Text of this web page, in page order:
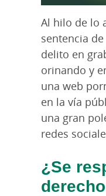
Al hilo de lo
sentencia
delito en
orinando y
una web
en la vía
una gran
redes
¿Se